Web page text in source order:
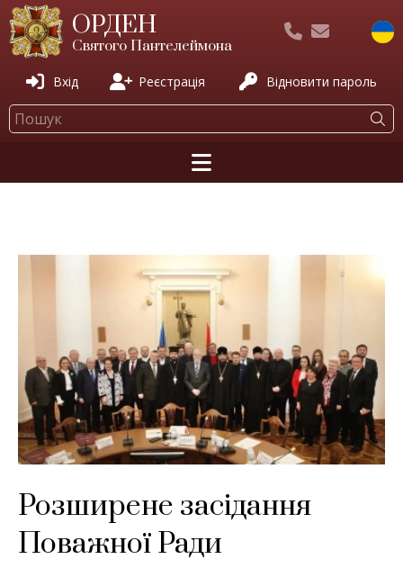
ОРДЕН
Святого Пантелеймона
Вхід Реєстрація Відновити пароль
Розширене засідання
Поважної Ради